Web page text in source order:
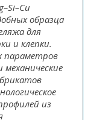
образца
для
и клепки.
параметров
из